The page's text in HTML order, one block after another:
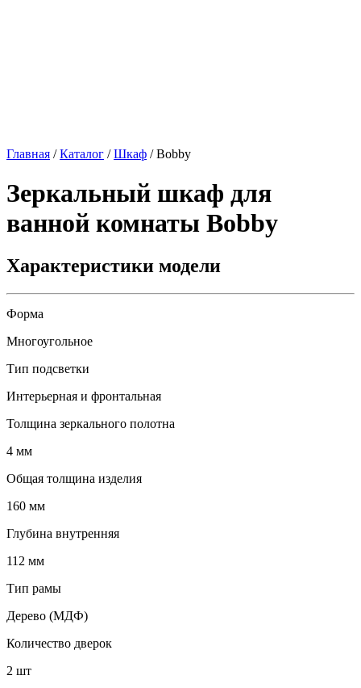
Главная /Каталог /Шкаф /Bobby
Зеркальный шкаф для
ванной комнаты Bobby
Характеристики модели
Форма
Многоугольное
Тип подсветки
Интерьерная и фронтальная
Толщина зеркального полотна
4 мм
Общая толщина изделия
160 мм
Глубина внутренняя
112 мм
Тип рамы
Дерево (МДФ)
Количество дверок
2 шт